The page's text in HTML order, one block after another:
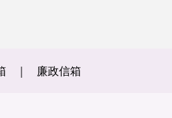
廉政信箱